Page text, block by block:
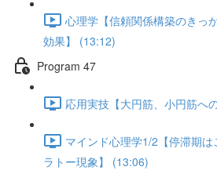
心理学【信頼関係構築のき
効果】 (13:12)
Program 47
応用実技【大円筋、小円筋へ
マインド心理学1/2【停滞期
ラトー現象】 (13:06)